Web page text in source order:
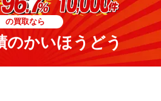
の買取なら
のかいほうどう